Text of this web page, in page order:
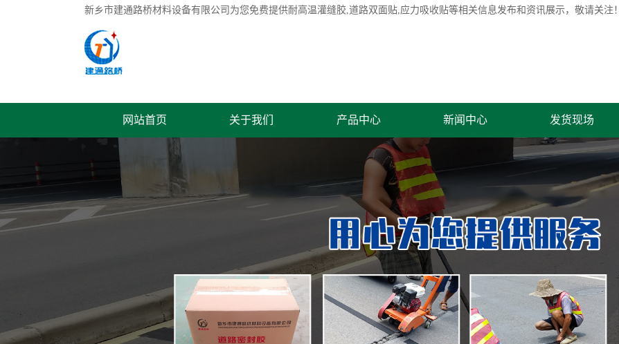
新乡市建通路桥材料设备有限公司为您免费提供耐高温灌缝胶,道路双面贴,应力吸收贴等相关信息发布和资讯展示，敬请关注！
网站首页 关于我们 产品中心 新闻中心 发货现场